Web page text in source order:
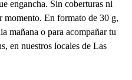
engancha. Sin coberturas ni
momento. En formato de 30 g,
mañana o para acompañar tu
en nuestros locales de Las